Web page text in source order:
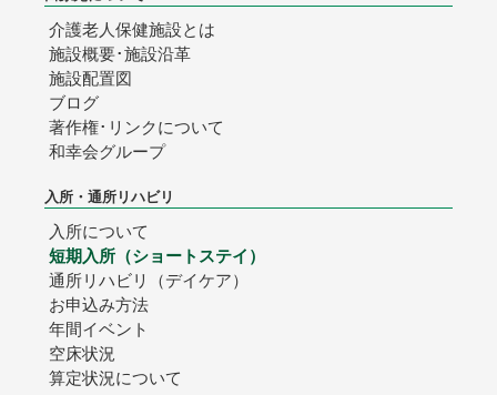
介護老人保健施設とは
施設概要･施設沿革
施設配置図
ブログ
著作権･リンクについて
和幸会グループ
入所・通所リハビリ
入所について
短期入所（ショートステイ）
通所リハビリ（デイケア）
お申込み方法
年間イベント
空床状況
算定状況について